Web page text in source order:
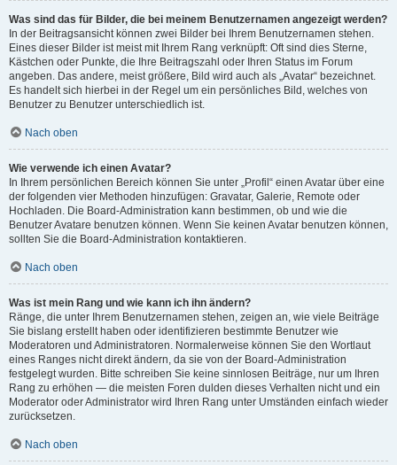
Was sind das für Bilder, die bei meinem Benutzernamen angezeigt werden?
In der Beitragsansicht können zwei Bilder bei Ihrem Benutzernamen stehen.
Eines dieser Bilder ist meist mit Ihrem Rang verknüpft: Oft sind dies Sterne,
Kästchen oder Punkte, die Ihre Beitragszahl oder Ihren Status im Forum
angeben. Das andere, meist größere, Bild wird auch als „Avatar“ bezeichnet.
Es handelt sich hierbei in der Regel um ein persönliches Bild, welches von
Benutzer zu Benutzer unterschiedlich ist.
Nach oben
Wie verwende ich einen Avatar?
In Ihrem persönlichen Bereich können Sie unter „Profil“ einen Avatar über eine
der folgenden vier Methoden hinzufügen: Gravatar, Galerie, Remote oder
Hochladen. Die Board-Administration kann bestimmen, ob und wie die
Benutzer Avatare benutzen können. Wenn Sie keinen Avatar benutzen können,
sollten Sie die Board-Administration kontaktieren.
Nach oben
Was ist mein Rang und wie kann ich ihn ändern?
Ränge, die unter Ihrem Benutzernamen stehen, zeigen an, wie viele Beiträge
Sie bislang erstellt haben oder identifizieren bestimmte Benutzer wie
Moderatoren und Administratoren. Normalerweise können Sie den Wortlaut
eines Ranges nicht direkt ändern, da sie von der Board-Administration
festgelegt wurden. Bitte schreiben Sie keine sinnlosen Beiträge, nur um Ihren
Rang zu erhöhen — die meisten Foren dulden dieses Verhalten nicht und ein
Moderator oder Administrator wird Ihren Rang unter Umständen einfach wieder
zurücksetzen.
Nach oben